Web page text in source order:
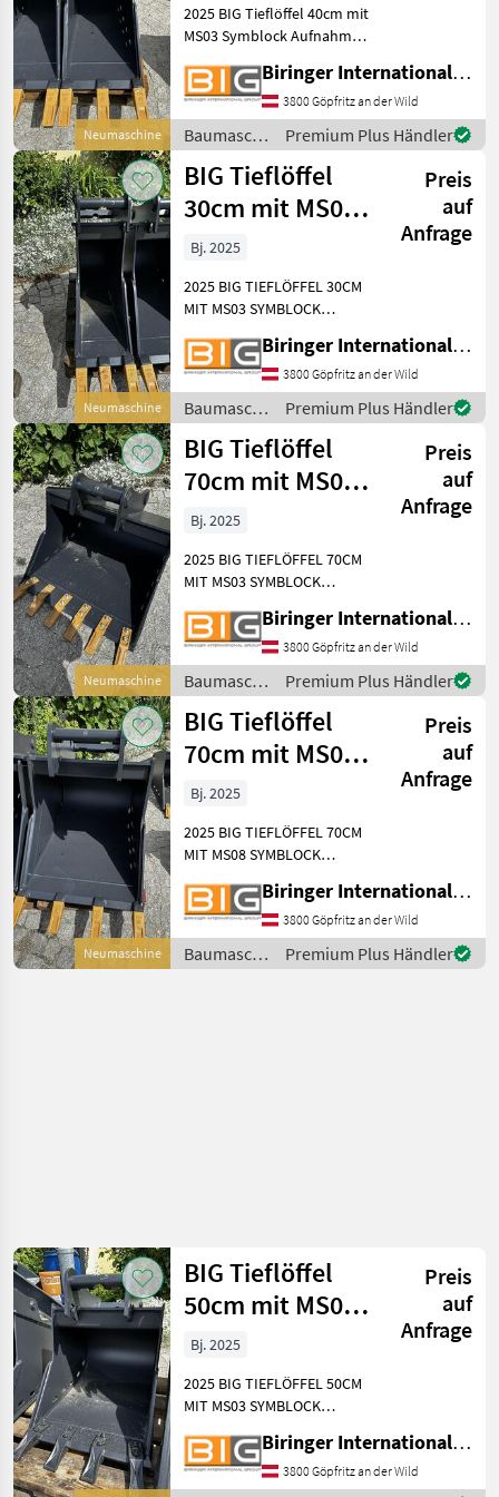
Neumaschine
2025 BIG Tieflöffel 40cm mit
MS03 Symblock Aufnahme
115 kg Aufnahmebreite: 40
cm Inhalt: 94 ltr. KAT 4 -
passend zu 4 - 5.5 t Bagger
Bauma
Biringer International GmbH
3800 Göpfritz an der Wild
Baumaschinen
/ BIG
Premium Plus Händler
Neumaschine
BIG Tieflöffel
30cm mit MS03
Symblock
Aufnahme
Preis
auf
Anfrage
Bj. 2025
2025 BIG TIEFLÖFFEL 30CM
MIT MS03 SYMBLOCK
Daten: * Gewicht: 104 kg *
Aufnahmebreite: 30 cm *
Inhalt: 90 ltr. * KAT 4 -
passend zu 4 - 5.5 t Bagg
Biringer International GmbH
3800 Göpfritz an der Wild
Baumaschinen
/ BIG
Premium Plus Händler
Neumaschine
BIG Tieflöffel
70cm mit MS03
Symblock
Aufnahme
Preis
auf
Anfrage
Bj. 2025
2025 BIG TIEFLÖFFEL 70CM
MIT MS03 SYMBLOCK
Daten: * Gewicht: 103 kg *
Aufnahmebreite: 70 cm *
Inhalt: 149 ltr. * KAT 3 -
passend zu 2.8 - 3.9t Ba
Biringer International GmbH
3800 Göpfritz an der Wild
Baumaschinen
/ BIG
Premium Plus Händler
Neumaschine
BIG Tieflöffel
70cm mit MS08
Symblock
Aufnahme
Preis
auf
Anfrage
Bj. 2025
2025 BIG TIEFLÖFFEL 70CM
MIT MS08 SYMBLOCK
Daten: * Gewicht: 210 kg *
Aufnahmebreite: 70 cm *
Inhalt: 293 ltr. * KAT 5 -
passend zu 5.6 - 9t Bagg
Biringer International GmbH
3800 Göpfritz an der Wild
Baumaschinen
/ BIG
Premium Plus Händler
BIG Tieflöffel
50cm mit MS03
Symblock
Aufnahme
Preis
auf
Anfrage
Bj. 2025
2025 BIG TIEFLÖFFEL 50CM
MIT MS03 SYMBLOCK
Daten: * Gewicht: 93 kg *
Aufnahmebreite: 50 cm *
Biringer International GmbH
3800 Göpfritz an der Wild